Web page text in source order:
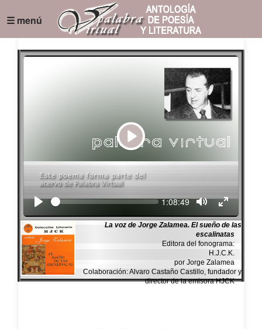
☰ menú
Play
Seek Current
1:08:49
La voz de Jorge Zalamea. El sueño de las
escalinatas
Editora del fonograma:
H.J.C.K.
por Jorge Zalamea
Colaboración: Alvaro Castaño Castillo, fundador y
director de la emisora HJCK